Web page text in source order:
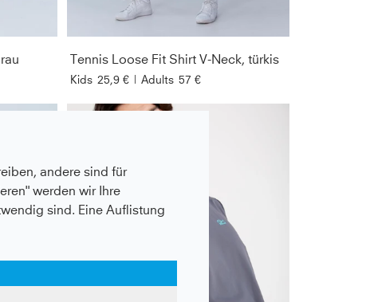
Tennis Loose Fit Shirt V-Neck, türkis
Kids 25,9 € | Adults 57 €
andere sind für
werden wir Ihre
sind. Eine Auflistung